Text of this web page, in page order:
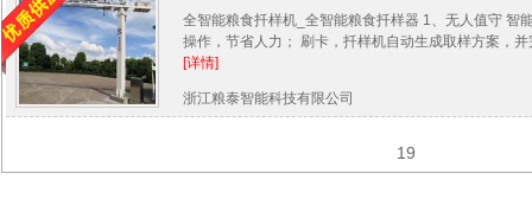
全智能粮食扦样机_全智能粮食扦样器 1、无人值守 智
操作，节省人力； 刷卡，扦样机自动生成取样方案，
[详情]
浙江粮泰智能科技有限公司
19